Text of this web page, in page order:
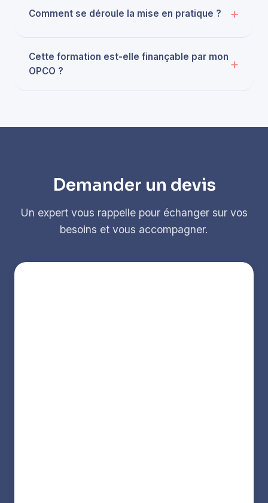
Comment se déroule la mise en pratique ?
Cette formation est-elle finançable par mon
OPCO ?
Demander un devis
Un expert vous rappelle pour échanger sur vos
besoins et vous accompagner.